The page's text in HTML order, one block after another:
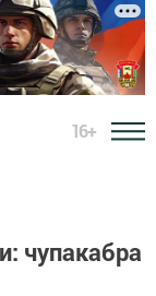
16+
чупакабра